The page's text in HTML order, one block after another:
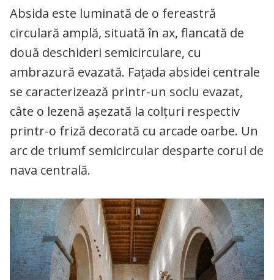
Absida este luminată de o fereastră
circulară amplă, situată în ax, flancată de
două deschideri semicirculare, cu
ambrazură evazată. Faţada absidei centrale
se caracterizează printr-un soclu evazat,
câte o lezenă aşezată la colţuri respectiv
printr-o friză decorată cu arcade oarbe. Un
arc de triumf semicircular desparte corul de
nava centrală.